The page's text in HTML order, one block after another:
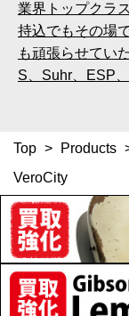
業界トップクラ
持込でもその場
も頑張らせてい
S、Suhr、ESP
Top > Products
VeroCity